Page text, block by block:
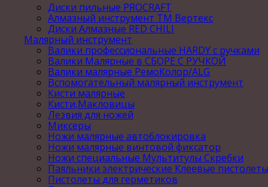
Диски пильные PROCRAFT
Алмазный инструмент ТМ Вертекс
Диски Алмазные RED CHILI
Малярный инструмент
Валики профессиональные HARDY с ручками
Валики Малярные в СБОРЕ С РУЧКОЙ
Валики малярные РемоКолор/ALG
Вспомогательный малярный инструмент
Кисти малярные
Кисти,Макловицы
Лезвия для ножей
Миксеры
Ножи малярные автоблокировка
Ножи малярные винтовой фиксатор
Ножи специальные Мультитулы Скребки
Паяльники электрические Клеевые
Пистолеты для герметиков